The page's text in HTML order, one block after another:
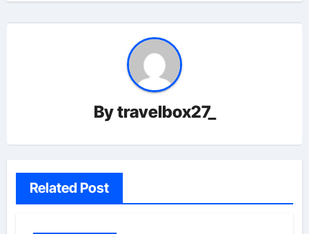
Bytravelbox27_
Related Post